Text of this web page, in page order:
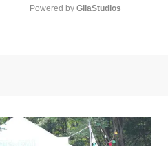
Powered by GliaStudios